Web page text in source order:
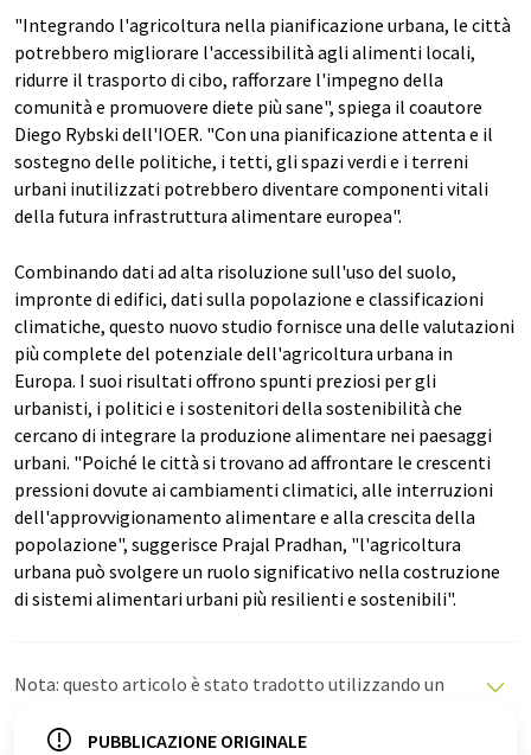
"Integrando l'agricoltura nella pianificazione urbana, le città
potrebbero migliorare l'accessibilità agli alimenti locali,
ridurre il trasporto di cibo, rafforzare l'impegno della
comunità e promuovere diete più sane", spiega il coautore
Diego Rybski dell'IOER. "Con una pianificazione attenta e il
sostegno delle politiche, i tetti, gli spazi verdi e i terreni
urbani inutilizzati potrebbero diventare componenti vitali
della futura infrastruttura alimentare europea".
Combinando dati ad alta risoluzione sull'uso del suolo,
impronte di edifici, dati sulla popolazione e classificazioni
climatiche, questo nuovo studio fornisce una delle valutazioni
più complete del potenziale dell'agricoltura urbana in
Europa. I suoi risultati offrono spunti preziosi per gli
urbanisti, i politici e i sostenitori della sostenibilità che
cercano di integrare la produzione alimentare nei paesaggi
urbani. "Poiché le città si trovano ad affrontare le crescenti
pressioni dovute ai cambiamenti climatici, alle interruzioni
dell'approvvigionamento alimentare e alla crescita della
popolazione", suggerisce Prajal Pradhan, "l'agricoltura
urbana può svolgere un ruolo significativo nella costruzione
di sistemi alimentari urbani più resilienti e sostenibili".
Nota: questo articolo è stato tradotto utilizzando un
offre queste traduzioni automatiche per presentare una
PUBBLICAZIONE ORIGINALE